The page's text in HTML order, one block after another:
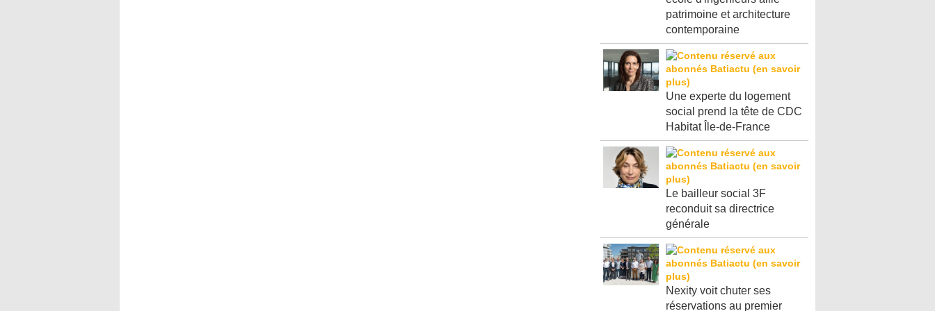
patrimoine et architecture
contemporaine
Une experte du logement
social prend la tête de CDC
Habitat Île-de-France
Le bailleur social 3F
reconduit sa directrice
générale
Nexity voit chuter ses
réservations au premier